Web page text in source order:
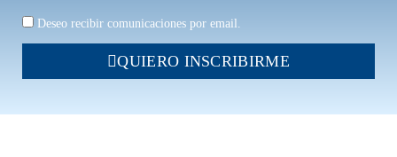
Deseo recibir comunicaciones por email.
QUIERO INSCRIBIRME